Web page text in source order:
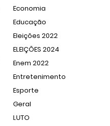
Economia
Educação
Eleições 2022
ELEIÇÕES 2024
Enem 2022
Entretenimento
Esporte
Geral
LUTO